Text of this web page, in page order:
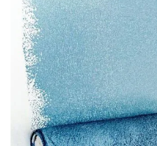
Witgoedmonteur
Hovenier
Schoonmaker
Computer expert